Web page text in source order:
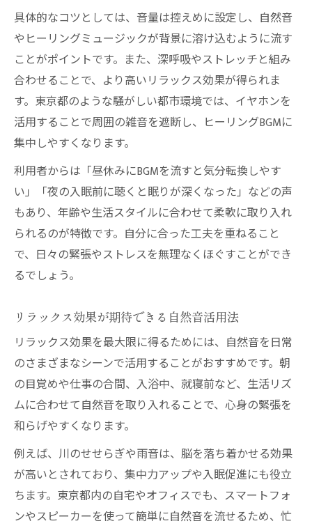
具体的なコツとしては、音量は控えめに設定し、自然音
やヒーリングミュージックが背景に溶け込むように流す
ことがポイントです。また、深呼吸やストレッチと組み
合わせることで、より高いリラックス効果が得られま
す。東京都のような騒がしい都市環境では、イヤホンを
活用することで周囲の雑音を遮断し、ヒーリングBGMに
集中しやすくなります。
利用者からは「昼休みにBGMを流すと気分転換しやす
い」「夜の入眠前に聴くと眠りが深くなった」などの声
もあり、年齢や生活スタイルに合わせて柔軟に取り入れ
られるのが特徴です。自分に合った工夫を重ねること
で、日々の緊張やストレスを無理なくほぐすことができ
るでしょう。
リラックス効果が期待できる自然音活用法
リラックス効果を最大限に得るためには、自然音を日常
のさまざまなシーンで活用することがおすすめです。朝
の目覚めや仕事の合間、入浴中、就寝前など、生活リズ
ムに合わせて自然音を取り入れることで、心身の緊張を
和らげやすくなります。
例えば、川のせせらぎや雨音は、脳を落ち着かせる効果
が高いとされており、集中力アップや入眠促進にも役立
ちます。東京都内の自宅やオフィスでも、スマートフォ
ンやスピーカーを使って簡単に自然音を流せるため、忙